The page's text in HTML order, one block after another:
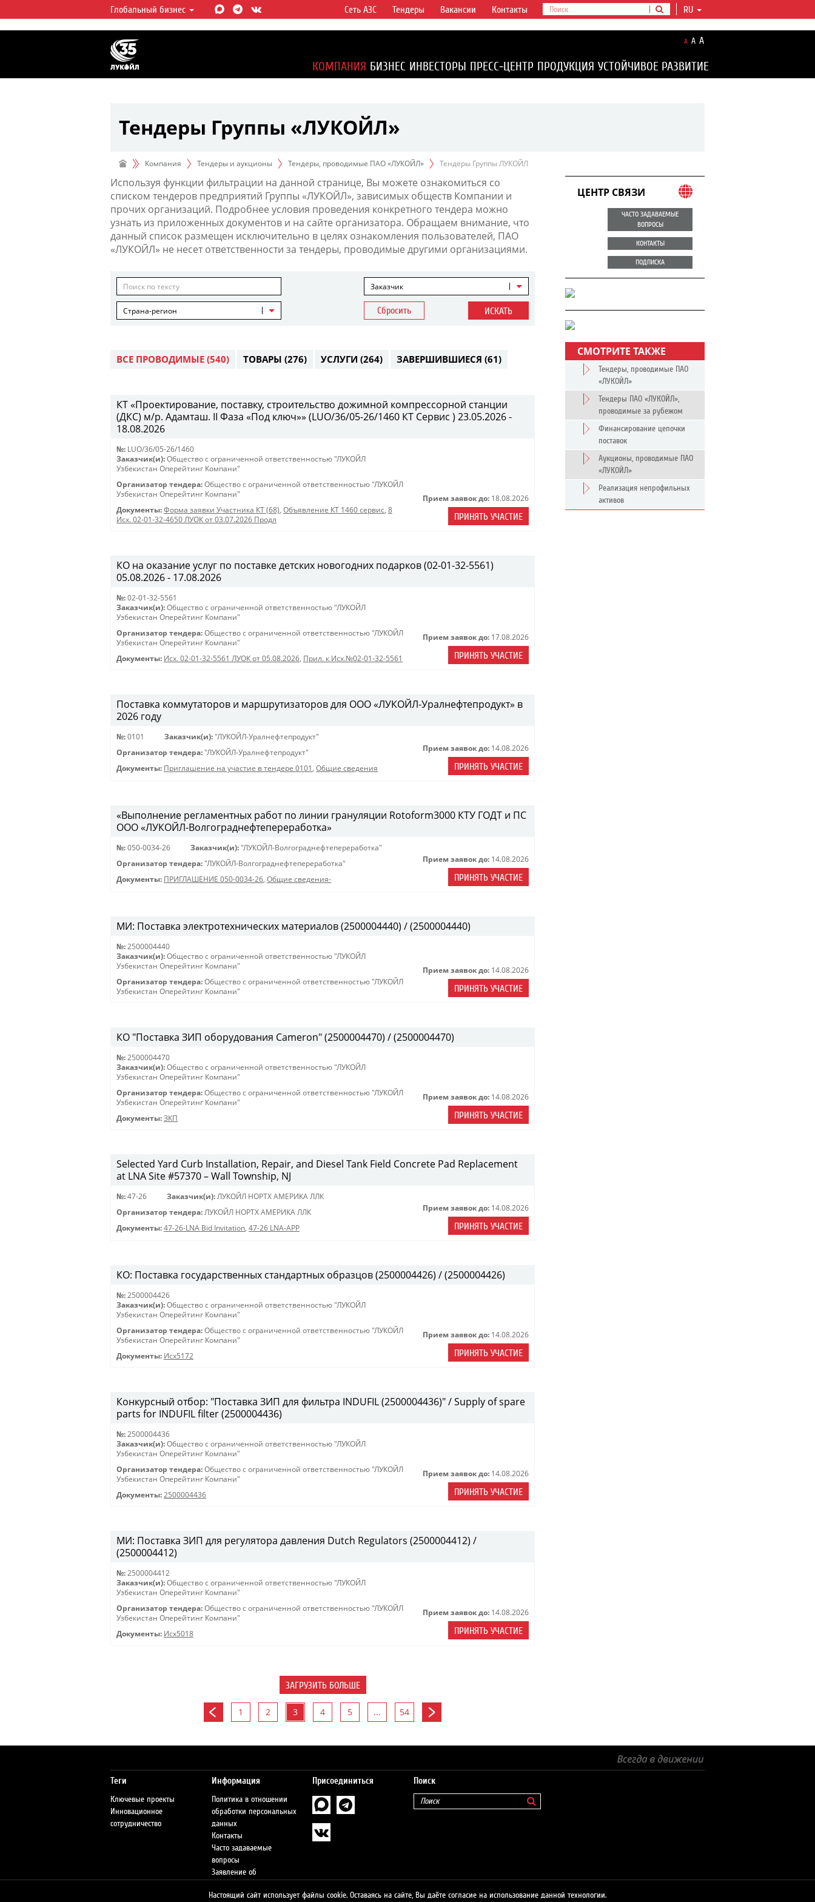
ЛУКОЙЛ СЕГОДНЯ
ЛУКОЙЛ — одна из крупнейших вертикально
интегрированных нефтегазовых компаний в
мире, на долю которой приходится более 2%
мировой добычи нефти и около 1% доказанных
Глобальный бизнес RU
Сеть АЗС Тендеры Вакансии Контакты
A A A
КОМПАНИЯ БИЗНЕС ИНВЕСТОРЫ ПРЕСС-ЦЕНТР ПРОДУКЦИЯ УСТОЙЧИВОЕ РАЗВИТИЕ
Тендеры Группы «ЛУКОЙЛ»
Компания Тендеры и аукционы Тендеры, проводимые ПАО «ЛУКОЙЛ» Тендеры Группы ЛУКОЙЛ
Используя функции фильтрации на данной странице, Вы можете ознакомиться со
списком тендеров предприятий Группы «ЛУКОЙЛ», зависимых обществ Компании и
прочих организаций. Подробнее условия проведения конкретного тендера можно
узнать из приложенных документов и на сайте организатора. Обращаем внимание, что
данный список размещен исключительно в целях ознакомления пользователей, ПАО
«ЛУКОЙЛ» не несет ответственности за тендеры, проводимые другими организациями.
Заказчик
Страна-регион Сбросить ИСКАТЬ
ВСЕ ПРОВОДИМЫЕ (540) ТОВАРЫ (276) УСЛУГИ (264) ЗАВЕРШИВШИЕСЯ (61)
КТ «Проектирование, поставку, строительство дожимной компрессорной станции
(ДКС) м/р. Адамташ. II Фаза «Под ключ»» (LUO/36/05-26/1460 КТ Сервис ) 23.05.2026 -
18.08.2026
№: LUO/36/05-26/1460
Заказчик(и): Общество с ограниченной ответственностью "ЛУКОЙЛ
Узбекистан Оперейтинг Компани"
Организатор тендера: Общество с ограниченной ответственностью "ЛУКОЙЛ
Узбекистан Оперейтинг Компани"
Документы: Форма заявки Участника КТ (68), Объявление КТ 1460 сервис, 8
Исх. 02-01-32-4650 ЛУОК от 03.07.2026 Продл
Прием заявок до: 18.08.2026
ПРИНЯТЬ УЧАСТИЕ
КО на оказание услуг по поставке детских новогодних подарков (02-01-32-5561)
05.08.2026 - 17.08.2026
№: 02-01-32-5561
Заказчик(и): Общество с ограниченной ответственностью "ЛУКОЙЛ
Узбекистан Оперейтинг Компани"
Организатор тендера: Общество с ограниченной ответственностью "ЛУКОЙЛ
Узбекистан Оперейтинг Компани"
Документы: Исх. 02-01-32-5561 ЛУОК от 05.08.2026, Прил. к Исх.№02-01-32-5561
Прием заявок до: 17.08.2026
ПРИНЯТЬ УЧАСТИЕ
Поставка коммутаторов и маршрутизаторов для ООО «ЛУКОЙЛ-Уралнефтепродукт» в
2026 году
№: 0101 Заказчик(и): "ЛУКОЙЛ-Уралнефтепродукт"
Организатор тендера: "ЛУКОЙЛ-Уралнефтепродукт"
Документы: Приглашение на участие в тендере 0101 , Общие сведения
Прием заявок до: 14.08.2026
ПРИНЯТЬ УЧАСТИЕ
«Выполнение регламентных работ по линии грануляции Rotoform3000 КТУ ГОДТ и ПС
ООО «ЛУКОЙЛ-Волгограднефтепереработка»
№: 050-0034-26 Заказчик(и): "ЛУКОЙЛ-Волгограднефтепереработка"
Организатор тендера: "ЛУКОЙЛ-Волгограднефтепереработка"
Документы: ПРИГЛАШЕНИЕ 050-0034-26, Общие сведения-
Прием заявок до: 14.08.2026
ПРИНЯТЬ УЧАСТИЕ
МИ: Поставка электротехнических материалов (2500004440) / (2500004440)
№: 2500004440
Заказчик(и): Общество с ограниченной ответственностью "ЛУКОЙЛ
Узбекистан Оперейтинг Компани"
Организатор тендера: Общество с ограниченной ответственностью "ЛУКОЙЛ
Узбекистан Оперейтинг Компани"
Прием заявок до: 14.08.2026
ПРИНЯТЬ УЧАСТИЕ
КО "Поставка ЗИП оборудования Cameron" (2500004470) / (2500004470)
№: 2500004470
Заказчик(и): Общество с ограниченной ответственностью "ЛУКОЙЛ
Узбекистан Оперейтинг Компани"
Организатор тендера: Общество с ограниченной ответственностью "ЛУКОЙЛ
Узбекистан Оперейтинг Компани"
Документы: ЗКП
Прием заявок до: 14.08.2026
ПРИНЯТЬ УЧАСТИЕ
Selected Yard Curb Installation, Repair, and Diesel Tank Field Concrete Pad Replacement
at LNA Site #57370 – Wall Township, NJ
№: 47-26 Заказчик(и): ЛУКОЙЛ НОРТХ АМЕРИКА ЛЛК
Организатор тендера: ЛУКОЙЛ НОРТХ АМЕРИКА ЛЛК
Документы: 47-26-LNA Bid Invitation, 47-26 LNA-APP
Прием заявок до: 14.08.2026
ПРИНЯТЬ УЧАСТИЕ
КО: Поставка государственных стандартных образцов (2500004426) / (2500004426)
№: 2500004426
Заказчик(и): Общество с ограниченной ответственностью "ЛУКОЙЛ
Узбекистан Оперейтинг Компани"
Организатор тендера: Общество с ограниченной ответственностью "ЛУКОЙЛ
Узбекистан Оперейтинг Компани"
Документы: Исх5172
Прием заявок до: 14.08.2026
ПРИНЯТЬ УЧАСТИЕ
Конкурсный отбор: "Поставка ЗИП для фильтра INDUFIL (2500004436)" / Supply of spare
parts for INDUFIL filter (2500004436)
№: 2500004436
Заказчик(и): Общество с ограниченной ответственностью "ЛУКОЙЛ
Узбекистан Оперейтинг Компани"
Организатор тендера: Общество с ограниченной ответственностью "ЛУКОЙЛ
Узбекистан Оперейтинг Компани"
Документы: 2500004436
Прием заявок до: 14.08.2026
ПРИНЯТЬ УЧАСТИЕ
МИ: Поставка ЗИП для регулятора давления Dutch Regulators (2500004412) /
(2500004412)
№: 2500004412
Заказчик(и): Общество с ограниченной ответственностью "ЛУКОЙЛ
Узбекистан Оперейтинг Компани"
Организатор тендера: Общество с ограниченной ответственностью "ЛУКОЙЛ
Узбекистан Оперейтинг Компани"
Документы: Исх5018
Прием заявок до: 14.08.2026
ПРИНЯТЬ УЧАСТИЕ
ЗАГРУЗИТЬ БОЛЬШЕ
1 2 3 4 5 ... 54
ЦЕНТР СВЯЗИ
ЧАСТО ЗАДАВАЕМЫЕ
ВОПРОСЫ
КОНТАКТЫ
ПОДПИСКА
СМОТРИТЕ ТАКЖЕ
Тендеры, проводимые ПАО
«ЛУКОЙЛ»
Тендеры ПАО «ЛУКОЙЛ»,
проводимые за рубежом
Финансирование цепочки
поставок
Аукционы, проводимые ПАО
«ЛУКОЙЛ»
Реализация непрофильных
активов
Теги
Ключевые проекты
Инновационное
сотрудничество
Информация
Политика в отношении
обработки персональных
данных
Контакты
Часто задаваемые
вопросы
Заявление об
Сеть АЗС
Присоединиться Поиск
Настоящий сайт использует файлы cookie. Оставаясь на сайте, Вы даёте согласие на использование данной технологии.